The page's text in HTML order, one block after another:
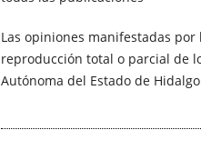
Las opiniones manifestadas
reproducción total o parcial de
Autónoma del Estado de